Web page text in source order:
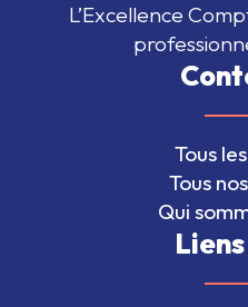
L’Excellence
Tous
Tous
Qui